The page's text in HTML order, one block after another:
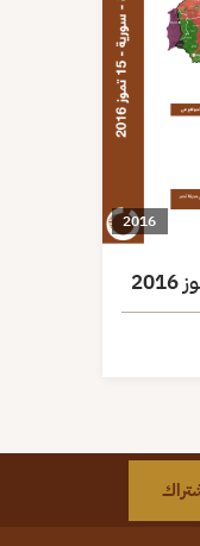
2016